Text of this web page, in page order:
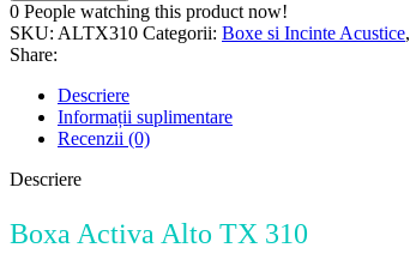
0 People watching this product now!
SKU: ALTX310 Categorii: Boxe si Incinte Acustice,
Share:
Descriere
Informații suplimentare
Recenzii (0)
Descriere
Boxa Activa Alto TX 310